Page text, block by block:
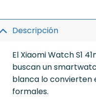
Descripción
El Xiaomi Watch S1
buscan un
blanca lo convierten
formales.